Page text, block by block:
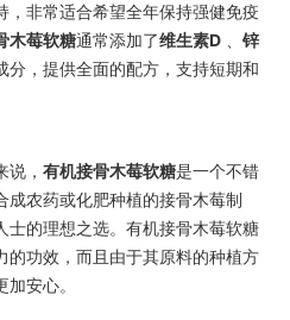
，非常适合希望全年保持强健免疫
木莓软糖通常添加了维生素D
锌
分，提供全面的配方，支持短期和
， 有机接骨木莓软糖是一个不错
成农药或化肥种植的接骨木莓制
士的理想之选。有机接骨木莓软糖
的功效，而且由于其原料的种植方
安心。